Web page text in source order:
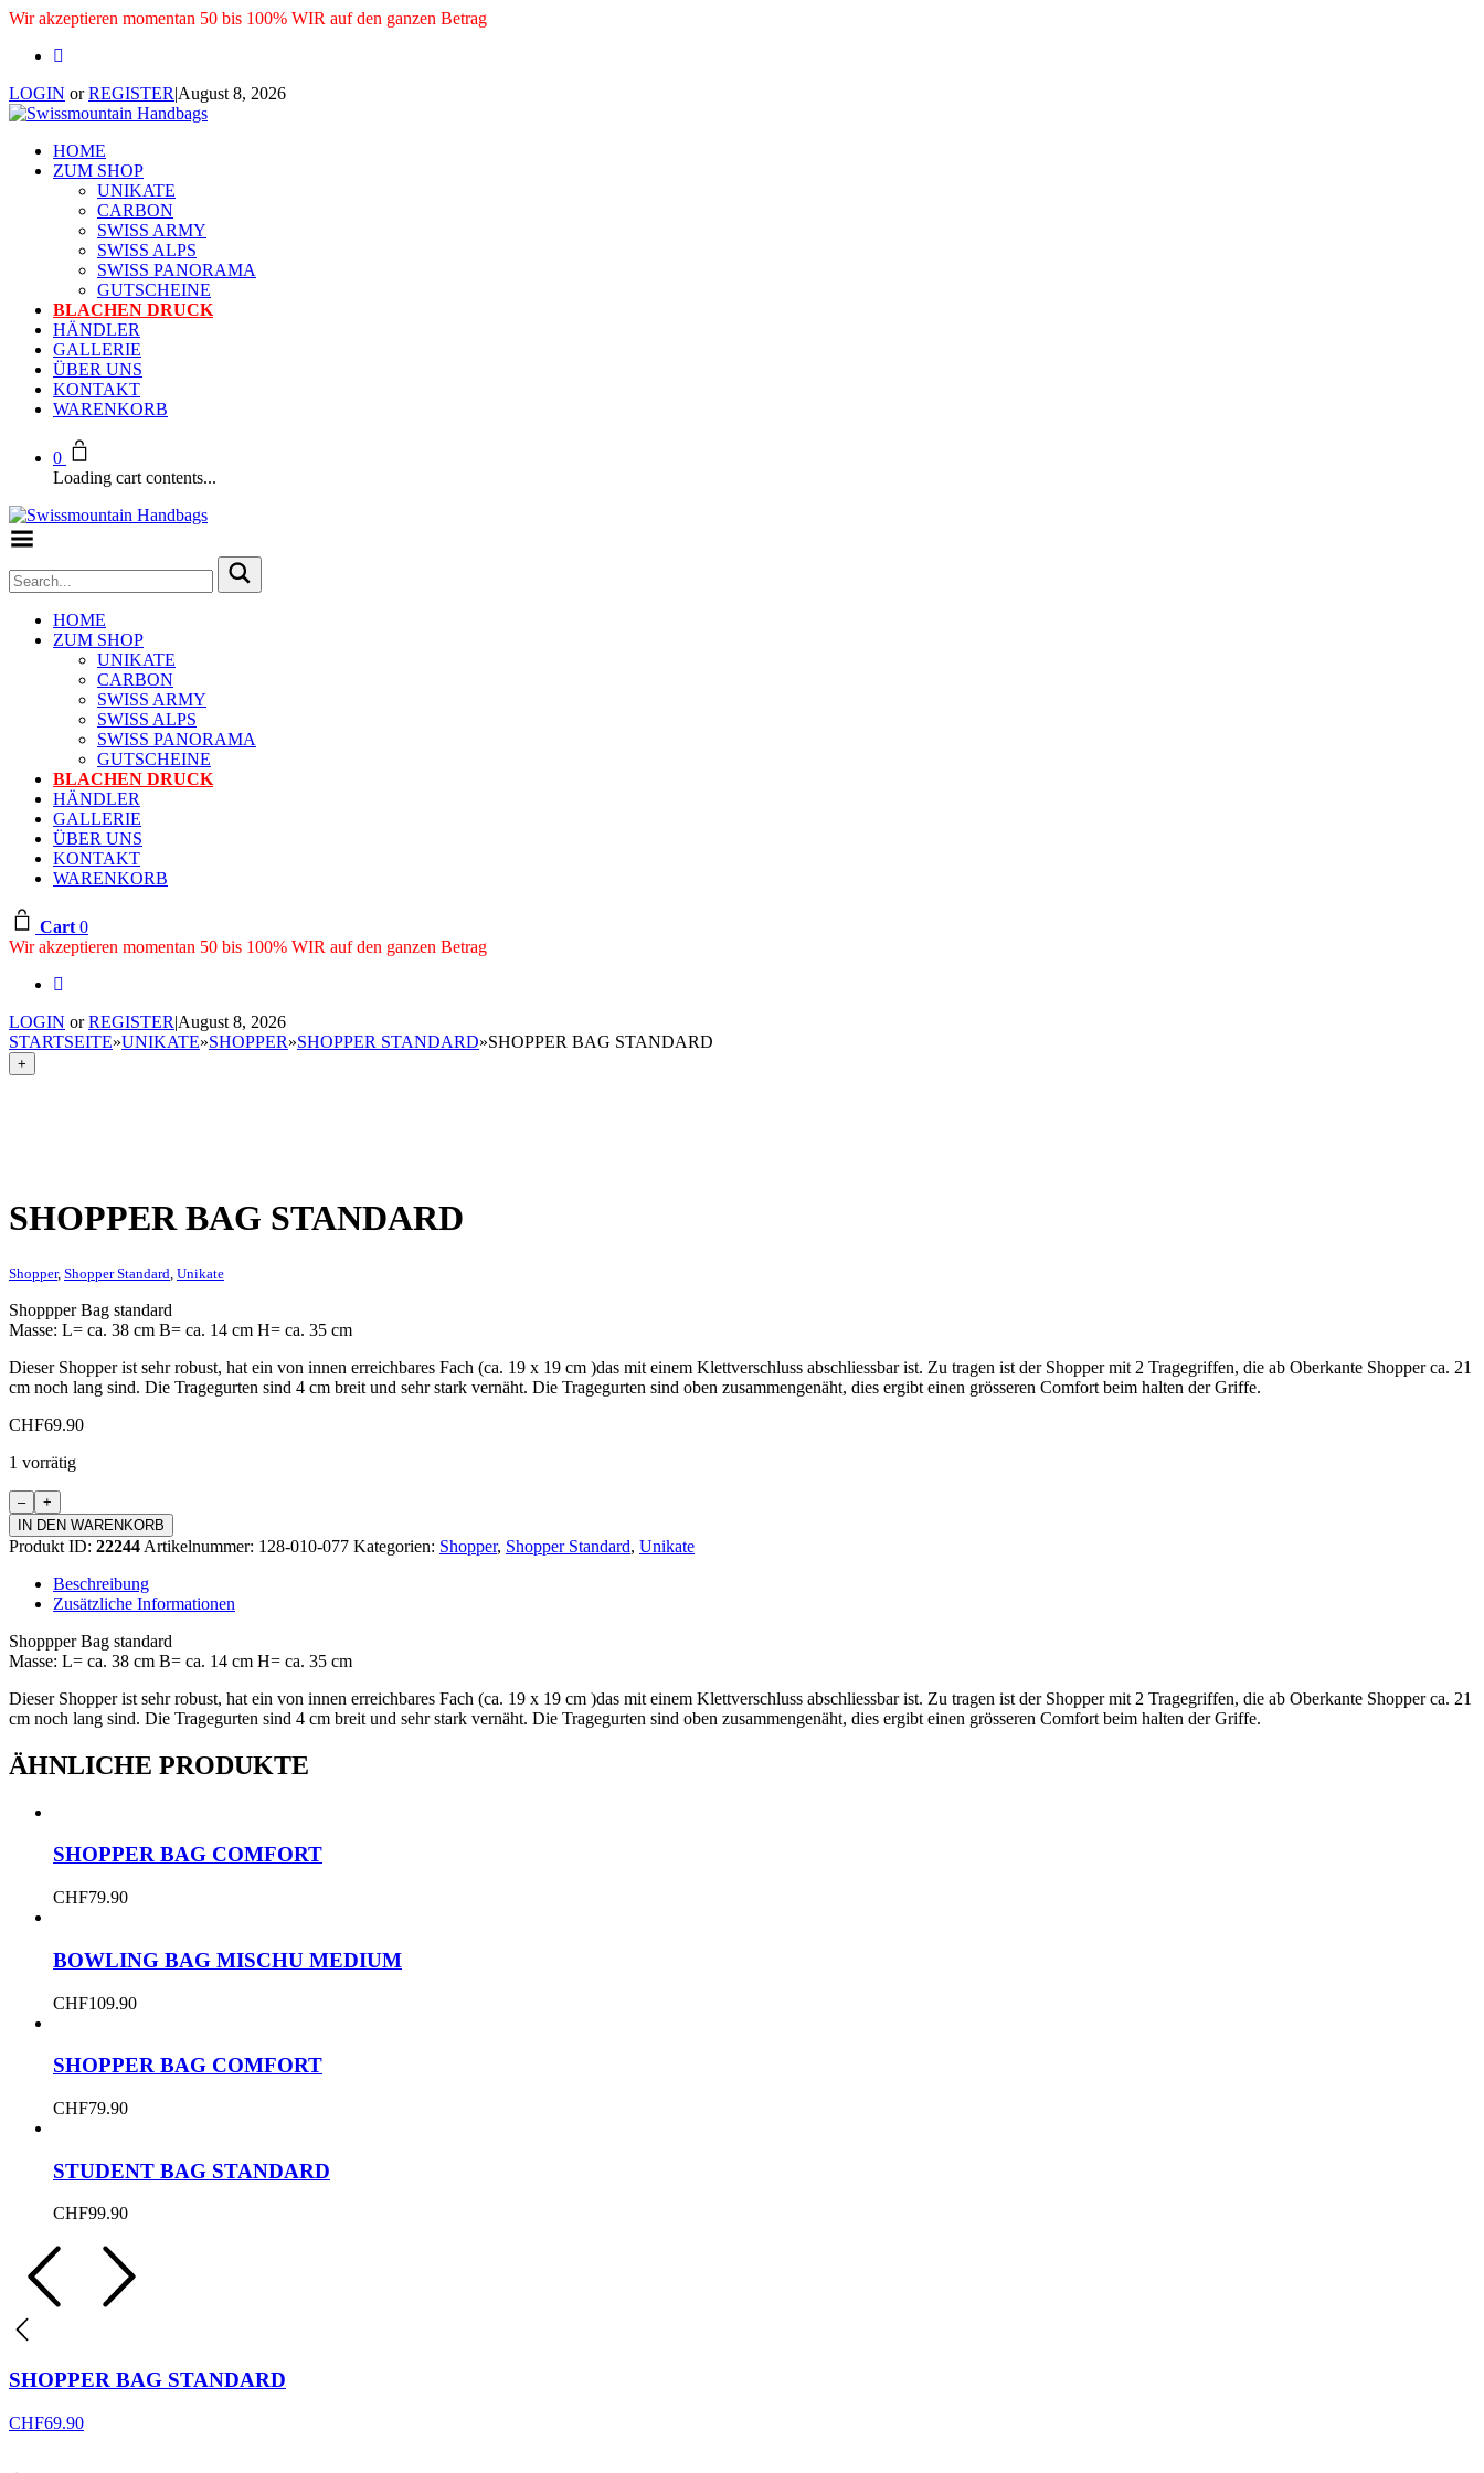
Wir akzeptieren momentan 50 bis 100% WIR auf den ganzen Betrag
LOGIN orREGISTER|August 8, 2026
HOME
ZUM SHOP
UNIKATE
CARBON
SWISS ARMY
SWISS ALPS
SWISS PANORAMA
GUTSCHEINE
BLACHEN DRUCK
HÄNDLER
GALLERIE
ÜBER UNS
KONTAKT
WARENKORB
0
Loading cart contents...
HOME
ZUM SHOP
UNIKATE
CARBON
SWISS ARMY
SWISS ALPS
SWISS PANORAMA
GUTSCHEINE
BLACHEN DRUCK
HÄNDLER
GALLERIE
ÜBER UNS
KONTAKT
WARENKORB
Cart 0
Wir akzeptieren momentan 50 bis 100% WIR auf den ganzen Betrag
LOGIN orREGISTER|August 8, 2026
STARTSEITE»UNIKATE»SHOPPER»SHOPPER STANDARD»SHOPPER BAG STANDARD
+
SHOPPER BAG STANDARD
Shopper, Shopper Standard Unikate
Shoppper Bag standard
Masse: L= ca. 38 cm B= ca. 14 cm H= ca. 35 cm
Dieser Shopper ist sehr robust, hat ein von innen erreichbares Fach (ca. 19 x 19 cm )das mit einem Klettverschluss abschliessbar ist. Zu tragen ist der Shopper mit 2 Tragegriffen, die ab Oberkante Shopper ca. 21
cm noch lang sind. Die Tragegurten sind 4 cm breit und sehr stark vernäht. Die Tragegurten sind oben zusammengenäht, dies ergibt einen grösseren Comfort beim halten der Griffe.
CHF69.90
1 vorrätig
Shopper
Bag
standard
Menge
IN DEN WARENKORB
Produkt ID: 22244 Artikelnummer: 128-010-077 Kategorien: Shopper, Shopper Standard, Unikate
Beschreibung
Zusätzliche Informationen
Shoppper Bag standard
Masse: L= ca. 38 cm B= ca. 14 cm H= ca. 35 cm
Dieser Shopper ist sehr robust, hat ein von innen erreichbares Fach (ca. 19 x 19 cm )das mit einem Klettverschluss abschliessbar ist. Zu tragen ist der Shopper mit 2 Tragegriffen, die ab Oberkante Shopper ca. 21
cm noch lang sind. Die Tragegurten sind 4 cm breit und sehr stark vernäht. Die Tragegurten sind oben zusammengenäht, dies ergibt einen grösseren Comfort beim halten der Griffe.
ÄHNLICHE PRODUKTE
SHOPPER BAG COMFORT
CHF79.90
BOWLING BAG MISCHU MEDIUM
CHF109.90
SHOPPER BAG COMFORT
CHF79.90
STUDENT BAG STANDARD
CHF99.90
SHOPPER BAG STANDARD
CHF69.90